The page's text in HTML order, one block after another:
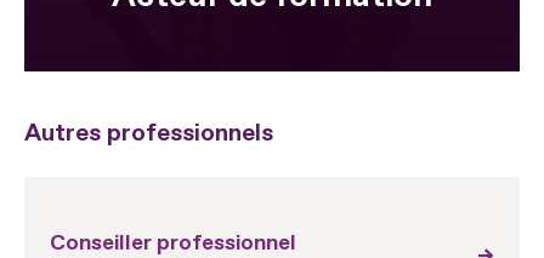
Autres professionnels
Conseiller professionnel